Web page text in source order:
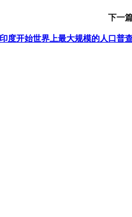
下一
印度开始世界上最大规模的人口普